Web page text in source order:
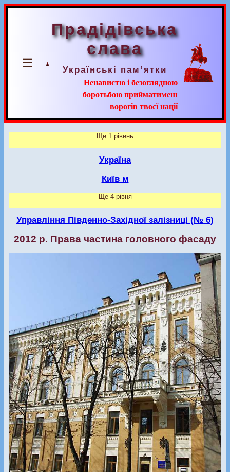
☰
Прадідівська
слава
Українські пам’ятки
Ненавистю і безоглядною
боротьбою прийматимеш
ворогів твоєї нації
Ще 1 рівень
Україна
Київ м
Ще 4 рівня
Управління Південно-Західної залізниці (№ 6)
2012 р. Права частина головного фасаду